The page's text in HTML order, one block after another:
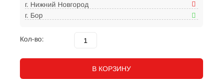
г. Нижний Новгород
г. Бор
Кол-во:
В КОРЗИНУ